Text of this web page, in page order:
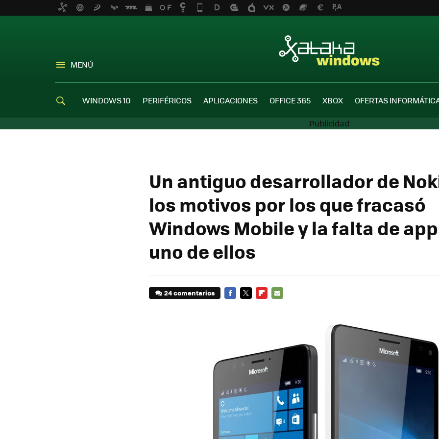
MENÚ
WINDOWS 10 PERIFÉRICOS APLICACIONES OFFICE 365 XBOX OFERTAS
Un antiguo desarrollador de
los motivos por los que fracasó
Windows Mobile y la falta de
uno de ellos
24 comentarios